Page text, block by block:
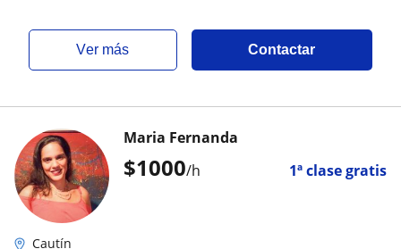
ver más Contactar
$1000/h 1ª clase gratis
Maria Fernanda
Cautín